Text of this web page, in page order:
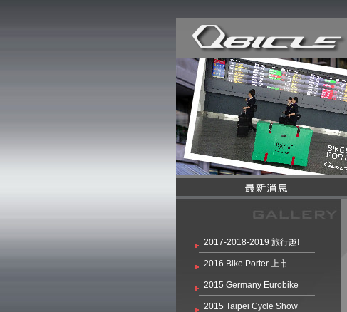
2017-2018-2019 旅行趣!
2016 Bike Porter 上市
2015 Germany Eurobike
2015 Taipei Cycle Show